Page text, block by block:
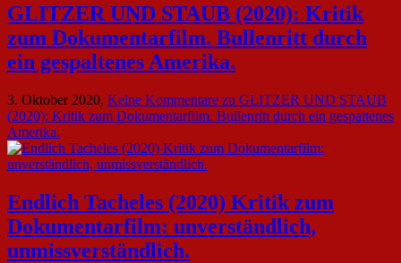
GLITZER UND STAUB (2020): Kritik
zum Dokumentarfilm. Bullenritt durch
ein gespaltenes Amerika.
3. Oktober 2020, Keine Kommentare zu GLITZER UND STAUB
(2020): Kritik zum Dokumentarfilm. Bullenritt durch ein gespaltenes
Amerika.
Endlich Tacheles (2020) Kritik zum
Dokumentarfilm: unverständlich,
unmissverständlich.